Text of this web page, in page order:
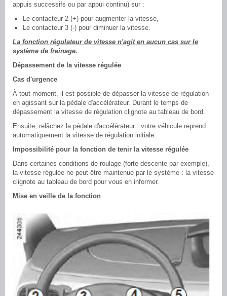
appuis successifs ou par appui continu) sur :
Le contacteur 2 (+) pour augmenter la vitesse,
Le contacteur 3 (-) pour diminuer la vitesse.
La fonction régulateur de vitesse n'agit en aucun cas sur le
système de freinage.
Dépassement de la vitesse régulée
Cas d'urgence
À tout moment, il est possible de dépasser la vitesse de régulation
en agissant sur la pédale d'accélérateur. Durant le temps de
dépassement la vitesse de régulation clignote au tableau de bord.
Ensuite, relâchez la pédale d'accélérateur : votre véhicule reprend
automatiquement la vitesse de régulation initiale.
Impossibilité pour la fonction de tenir la vitesse régulée
Dans certaines conditions de roulage (forte descente par exemple),
la vitesse régulée ne peut être maintenue par le système : la vitesse
clignote au tableau de bord pour vous en informer.
Mise en veille de la fonction